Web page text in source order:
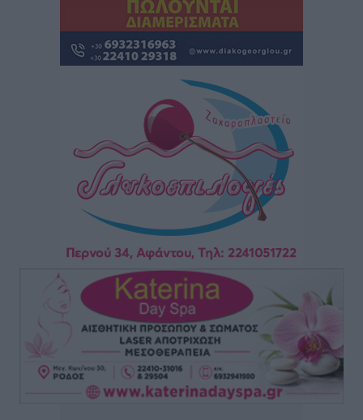
Νέες ταυτότητες: Ποιοι πρέπει να τις αλλάξουν άμεσα
και ποιοι όχι
• πριν 3 ώρες
Στον Ιπποκράτη η Μαρία Βλάχου
Οικονομική ενίσχυση για συντήρηση στο κλειστό της
Καρπάθου
πριν 3 ώρες
συμβόλαιο πυγμαχίας με MTGP και BXGP για Ευρώπη
και Αυστραλία
πριν 3 ώρες
ΚΑΕ Κολοσσός: Τα… ευρωπαϊκά εισιτήρια διαρκείας
Αθλητικά• πριν 3 ώρες